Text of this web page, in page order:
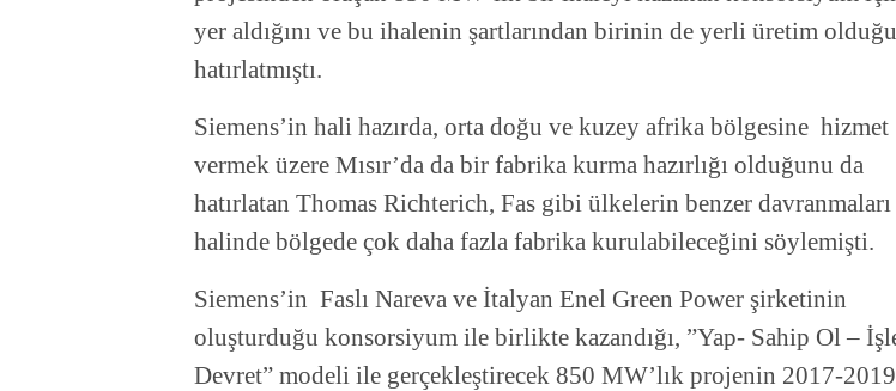
yer aldığını ve bu ihalenin şartlarından birinin de yerli üretim
hatırlatmıştı.
Siemens’in hali hazırda, orta doğu ve kuzey afrika bölgesine hizmet
vermek üzere Mısır’da da bir fabrika kurma hazırlığı olduğunu da
hatırlatan Thomas Richterich, Fas gibi ülkelerin benzer davranmaları
halinde bölgede çok daha fazla fabrika kurulabileceğini söylemişti.
Siemens’in Faslı Nareva ve İtalyan Enel Green Power şirketinin
oluşturduğu konsorsiyum ile birlikte kazandığı, ”Yap- Sahip Ol –
Devret” modeli ile gerçekleştirecek 850 MW’lık projenin 2017-2019